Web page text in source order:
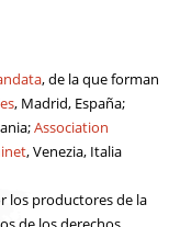
, de la que forman
, Madrid, España;
Association
, Venezia, Italia
los productores de la